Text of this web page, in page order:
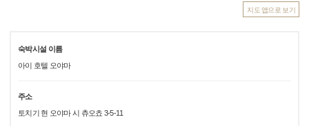
지도 앱으로 보기
숙박시설 이름
아이 호텔 오야마
주소
토치기 현 오야마 시 츄오쵸 3-5-11